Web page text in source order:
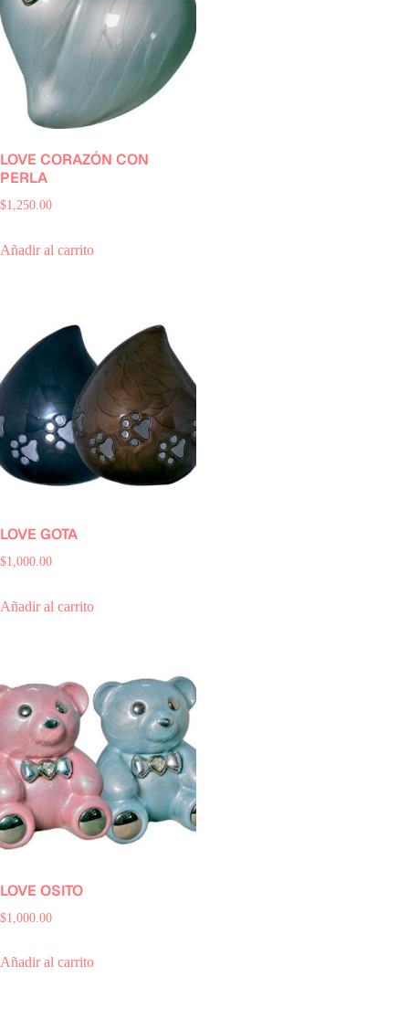
LOVE CORAZÓN CON
PERLA
$1,250.00
Añadir al carrito
LOVE GOTA
$1,000.00
Añadir al carrito
LOVE OSITO
$1,000.00
Añadir al carrito